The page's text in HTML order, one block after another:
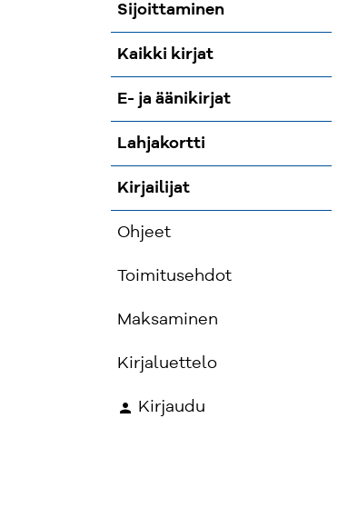
Sijoittaminen
Kaikki kirjat
E- ja äänikirjat
Lahjakortti
Kirjailijat
Ohjeet
Toimitusehdot
Maksaminen
Kirjaluettelo
Kirjaudu